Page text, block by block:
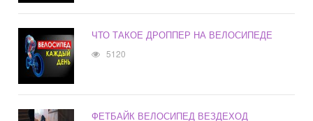
ЧТО ТАКОЕ ДРОППЕР НА ВЕЛОСИПЕДЕ
5120
ФЕТБАЙК ВЕЛОСИПЕД ВЕЗДЕХОД